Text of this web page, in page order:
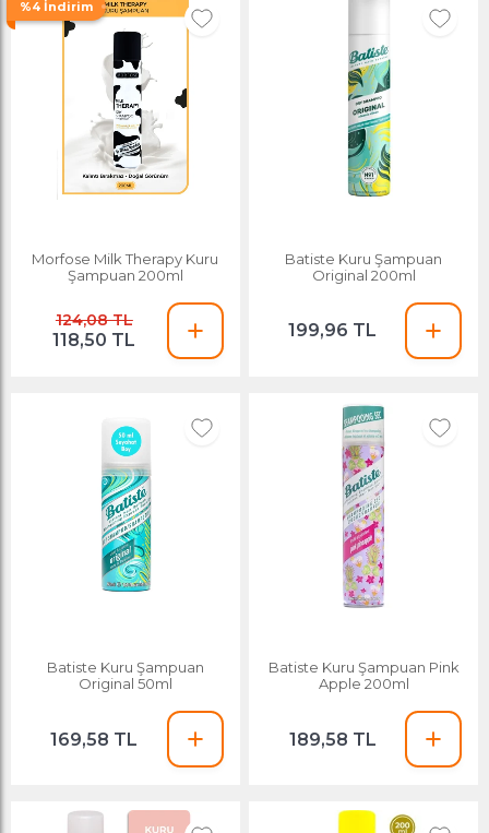
%4 İndirim
Morfose Milk Therapy Kuru
Şampuan 200ml
124,08 TL
118,50 TL
Batiste Kuru Şampuan
Original 200ml
199,96 TL
Batiste Kuru Şampuan
Original 50ml
169,58 TL
Batiste Kuru Şampuan Pink
Apple 200ml
189,58 TL